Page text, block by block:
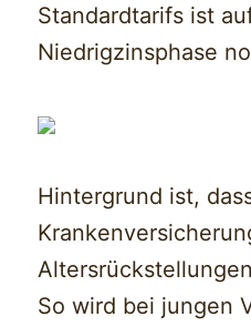
Standardtarifs ist
Niedrigzinsphase
Hintergrund ist,
So wird bei jungen